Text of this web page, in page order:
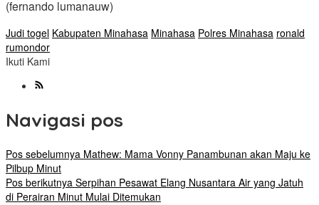
(fernando lumanauw)
Judi togel Kabupaten Minahasa Minahasa Polres Minahasa ronald
rumondor
Ikuti Kami
Navigasi pos
Pos sebelumnya Mathew: Mama Vonny Panambunan akan Maju ke
Pilbup Minut
Pos berikutnya Serpihan Pesawat Elang Nusantara Air yang Jatuh
di Perairan Minut Mulai Ditemukan